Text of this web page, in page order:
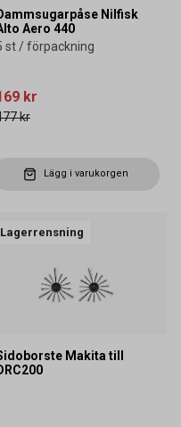
Nilfisk
Aero 440
st / förpackning
kr
kr
Lägg i varukorgen
Lagerrensning
Makita till